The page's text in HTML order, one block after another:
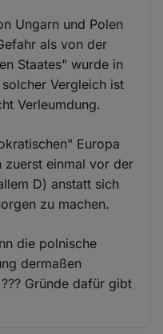
Ungarn und Polen
als von der
Staates" wurde in
Vergleich ist
Verleumdung.
Europa
zuerst einmal vor der
D) anstatt sich
zu machen.
die polnische
dermaßen
Gründe dafür gibt